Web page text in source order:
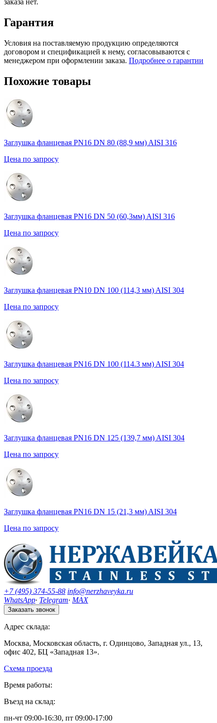
заказа нет.
Гарантия
Условия на поставляемую продукцию определяются
договором и спецификацией к нему, согласовываются с
менеджером при оформлении заказа. Подробнее о гарантии
Похожие товары
Заглушка фланцевая PN16 DN 80 (88,9 мм) AISI 316
Цена по запросу
Заглушка фланцевая PN16 DN 50 (60,3мм) AISI 316
Цена по запросу
Заглушка фланцевая PN10 DN 100 (114,3 мм) AISI 304
Цена по запросу
Заглушка фланцевая PN16 DN 100 (114.3 мм) AISI 304
Цена по запросу
Заглушка фланцевая PN16 DN 125 (139,7 мм) AISI 304
Цена по запросу
Заглушка фланцевая PN16 DN 15 (21,3 мм) AISI 304
Цена по запросу
+7 (495) 374-55-88 info@nerzhaveyka.ru
WhatsApp· Telegram· MAX
Заказать звонок
Адрес склада:
Москва, Московская область, г. Одинцово, Западная ул., 13,
офис 402, БЦ «Западная 13».
Схема проезда
Время работы:
Въезд на склад:
пн-чт 09:00-16:30, пт 09:00-17:00